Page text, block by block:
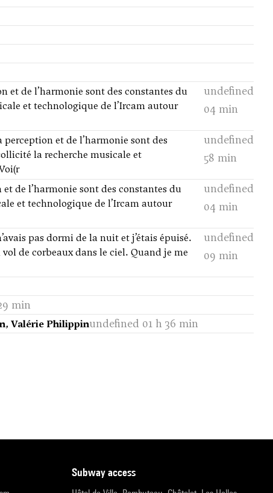
de l’harmonie sont des constantes du
et technologique de l’Ircam autour
undefined
04 min
et de l’harmonie sont des
la recherche musicale et
undefined
58 min
de l’harmonie sont des constantes du
et technologique de l’Ircam autour
undefined
04 min
pas dormi de la nuit et j’étais épuisé.
de corbeaux dans le ciel. Quand je me
undefined
09 min
min
Valérie Philippinundefined 01 h 36 min
subway access